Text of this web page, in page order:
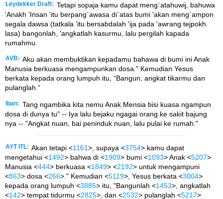
Leydekker Draft: Tetapi sopaja kamu dapat meng`atahuwij, bahuwa
'Anakh 'Insan 'itu berpang`awasa di`atas bumi 'akan meng`ampon
segala dawsa (tatkala 'itu bersabdalah 'ija pada 'awrang tejpokh
lasa) bangonlah, 'angkatlah kasurmu, lalu pergilah kapada
rumahmu.
AVB: Aku akan membuktikan kepadamu bahawa di bumi ini Anak
Manusia berkuasa mengampunkan dosa.” Kemudian Yesus
berkata kepada orang lumpuh itu, “Bangun, angkat tikarmu dan
pulanglah.”
Iban: Tang ngambika kita nemu Anak Mensia bisi kuasa ngampun
dosa di dunya tu" -- Iya lalu bejaku ngagai orang ke sakit bajung
nya -- "Angkat nuan, bai peninduk nuan, lalu pulai ke rumah."
AYT ITL: Akan tetapi <1161>, supaya <3754> kamu dapat
mengetahui <1492> bahwa di <1909> bumi <1093> Anak <5207>
Manusia <444> berkuasa <1849> <2192> untuk mengampuni
<863> dosa <266>." Kemudian <5119>, Yesus berkata <3004>
kepada orang lumpuh <3885> itu, "Bangunlah <1453>, angkatlah
<142> tempat tidurmu <2825>, dan <2532> pulanglah <5217>